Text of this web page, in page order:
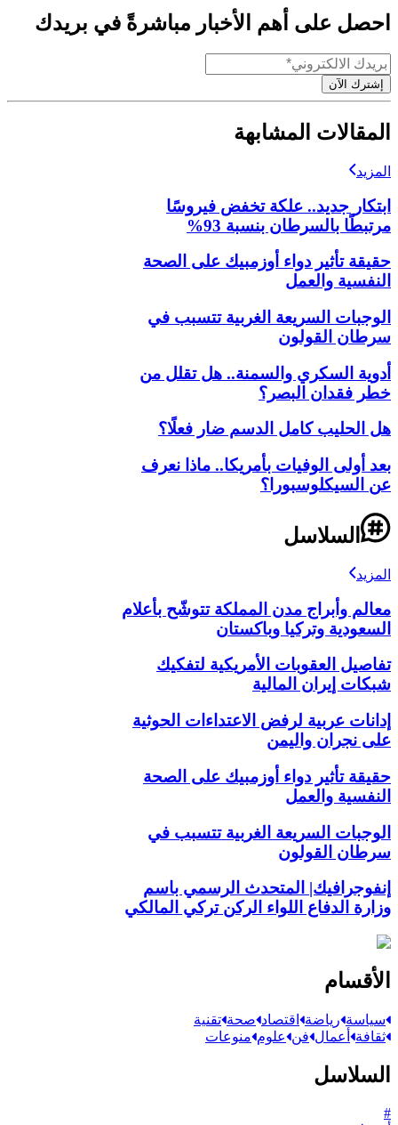
احصل على أهم الأخبار مباشرةً في بريدك
إشترك الآن
المقالات المشابهة
المزيد
ابتكار جديد.. علكة تخفض فيروسًا
مرتبطًا بالسرطان بنسبة 93%
حقيقة تأثير دواء أوزمبيك على الصحة
النفسية والعمل
الوجبات السريعة الغربية تتسبب في
سرطان القولون
أدوية السكري والسمنة.. هل تقلل من
خطر فقدان البصر؟
هل الحليب كامل الدسم ضار فعلًا؟
بعد أولى الوفيات بأمريكا.. ماذا نعرف
عن السيكلوسبورا؟
السلاسل
المزيد
معالم وأبراج مدن المملكة تتوشّح بأعلام
السعودية وتركيا وباكستان
تفاصيل العقوبات الأمريكية لتفكيك
شبكات إيران المالية
إدانات عربية لرفض الاعتداءات الحوثية
على نجران واليمن
حقيقة تأثير دواء أوزمبيك على الصحة
النفسية والعمل
الوجبات السريعة الغربية تتسبب في
سرطان القولون
إنفوجرافيك| المتحدث الرسمي باسم
وزارة الدفاع اللواء الركن تركي المالكي
الأقسام
سياسة رياضة اقتصاد صحة تقنية
ثقافة أعمال فن علوم منوعات
السلاسل
#